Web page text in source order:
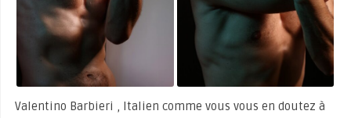
Valentino Barbieri , Italien comme vous vous en doutez à